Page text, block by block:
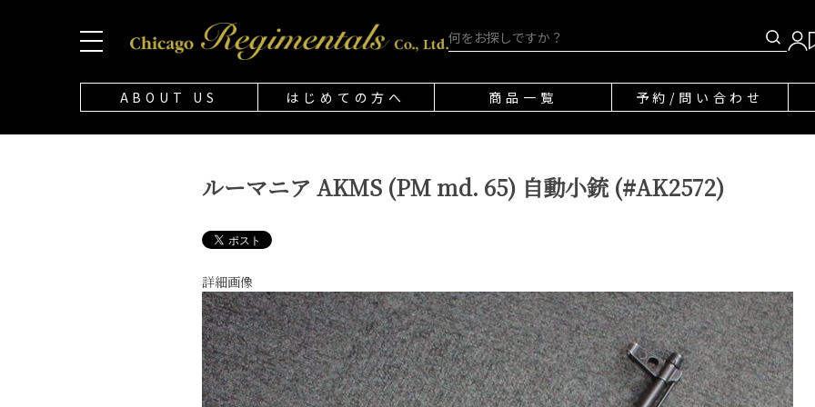
ABOUT US はじめての方へ 商品一覧 予約/問い合わせ
ルーマニア AKMS (PM md. 65) 自動小銃 (#AK2572)
詳細画像